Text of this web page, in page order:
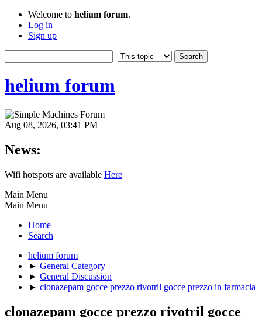
Welcome to helium forum.
Log in
Sign up
helium forum
Aug 08, 2026, 03:41 PM
News:
Wifi hotspots are available Here
Main Menu
Main Menu
Home
Search
helium forum
► General Category
► General Discussion
► clonazepam gocce prezzo rivotril gocce prezzo in farmacia
clonazepam gocce prezzo rivotril gocce